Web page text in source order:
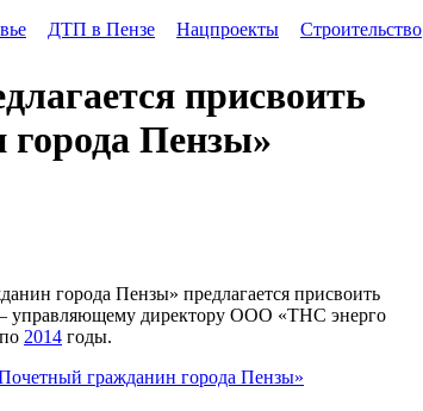
ДТП в Пензе Нацпроекты Строительство
присвоить
Пензы»
города Пензы» предлагается присвоить
управляющему директору ООО «ТНС энерго
2014 годы.